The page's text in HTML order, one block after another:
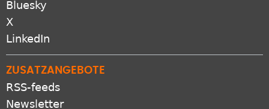
X
LinkedIn
RSS-feeds
Newsletter